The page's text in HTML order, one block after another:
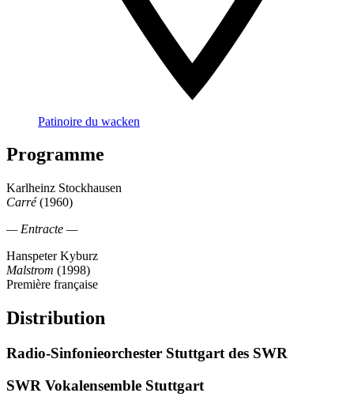
Patinoire du wacken
Programme
Karlheinz Stockhausen
Carré(1960)
— Entracte —
Hanspeter Kyburz
Malstrom (1998)
Première française
Distribution
Radio-Sinfonieorchester Stuttgart des SWR
SWR Vokalensemble Stuttgart